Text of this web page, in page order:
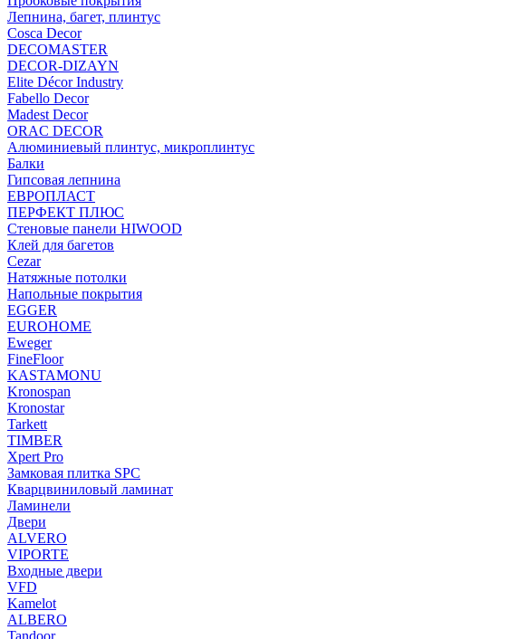
Лепнина, багет, плинтус
Cosca Decor
DECOMASTER
DECOR-DIZAYN
Elite Décor Industry
Fabello Decor
Madest Decor
ORAC DECOR
Алюминиевый плинтус, микроплинтус
Балки
Гипсовая лепнина
ЕВРОПЛАСТ
ПЕРФЕКТ ПЛЮС
Стеновые панели HIWOOD
Клей для багетов
Cezar
Натяжные потолки
Напольные покрытия
EGGER
EUROHOME
Eweger
FineFloor
KASTAMONU
Kronospan
Kronostar
Tarkett
TIMBER
Xpert Pro
Замковая плитка SPC
Кварцвиниловый ламинат
Ламинели
Двери
ALVERO
VIPORTE
Входные двери
VFD
Kamelot
ALBERO
Tandoor